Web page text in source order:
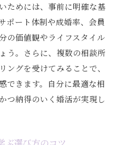
ためには、事前に明確な基
ポート体制や成婚率、会員
の価値観やライフスタイル
う。さらに、複数の相談所
ングを受けてみることで、
できます。自分に最適な相
つ納得のいく婚活が実現し